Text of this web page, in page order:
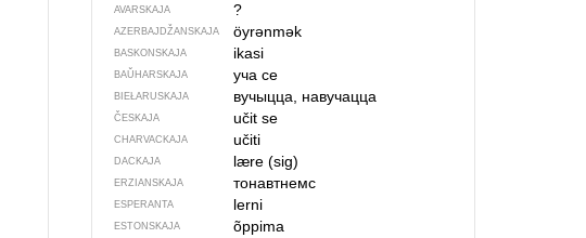
AVARSKAJA ?
AZERBAJDŽAN­SKAJA öyrənmək
BASKONSKAJA ikasi
BAŬHARSKAJA уча се
BIEŁARUSKAJA вучыцца, навучацца
ČESKAJA učit se
CHARVACKAJA učiti
DACKAJA lære (sig)
ERZIANSKAJA тонавтнемс
ESPERANTA lerni
ESTONSKAJA õppima